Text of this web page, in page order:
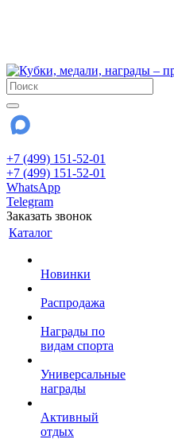
+7 (499) 151-52-01
+7 (499) 151-52-01
WhatsApp
Telegram
Заказать звонок
Каталог
Новинки
Распродажа
Награды по
видам спорта
Универсальные
награды
Активный
отдых